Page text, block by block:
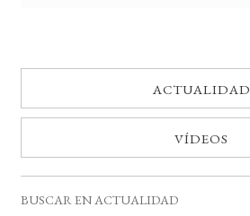
ACTUALIDAD
VÍDEOS
BUSCAR EN ACTUALIDAD